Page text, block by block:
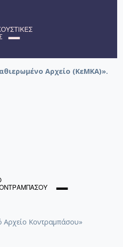
Αρχείο (ΚεΜΚΑ)».
Αρχείο Κοντραμπάσου»